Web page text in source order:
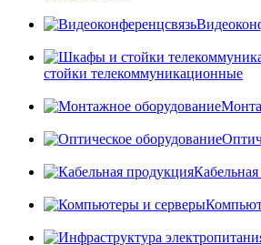
стойки телекоммуникационные